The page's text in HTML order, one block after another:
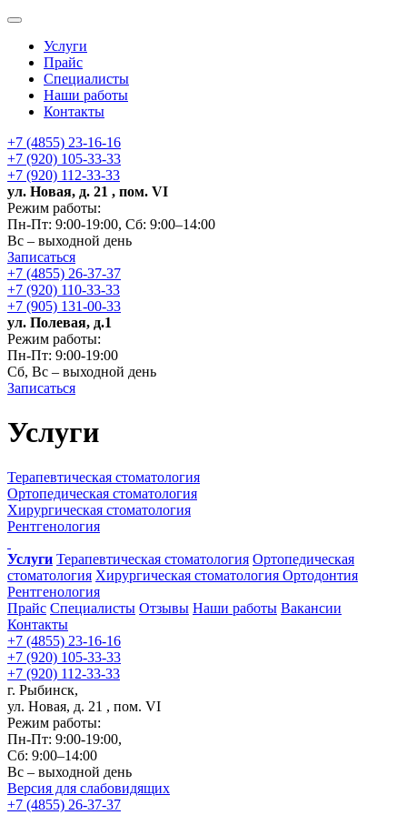
Услуги
Прайс
Специалисты
Наши работы
Контакты
+7 (4855) 23-16-16
+7 (920) 105-33-33
+7 (920) 112-33-33
ул. Новая, д. 21 , пом. VI
Режим работы:
Пн-Пт: 9:00-19:00, Сб: 9:00–14:00
Вс – выходной день
Записаться
+7 (4855) 26-37-37
+7 (920) 110-33-33
+7 (905) 131-00-33
ул. Полевая, д.1
Режим работы:
Пн-Пт: 9:00-19:00
Сб, Вс – выходной день
Записаться
Услуги
Терапевтическая стоматология
Ортопедическая стоматология
Хирургическая стоматология
Рентгенология
Услуги Терапевтическая стоматология Ортопедическая
стоматология Хирургическая стоматология Ортодонтия
Рентгенология
Прайс Специалисты Отзывы Наши работы Вакансии
Контакты
+7 (4855) 23-16-16
+7 (920) 105-33-33
+7 (920) 112-33-33
г. Рыбинск,
ул. Новая, д. 21 , пом. VI
Режим работы:
Пн-Пт: 9:00-19:00,
Сб: 9:00–14:00
Вс – выходной день
Версия для слабовидящих
+7 (4855) 26-37-37